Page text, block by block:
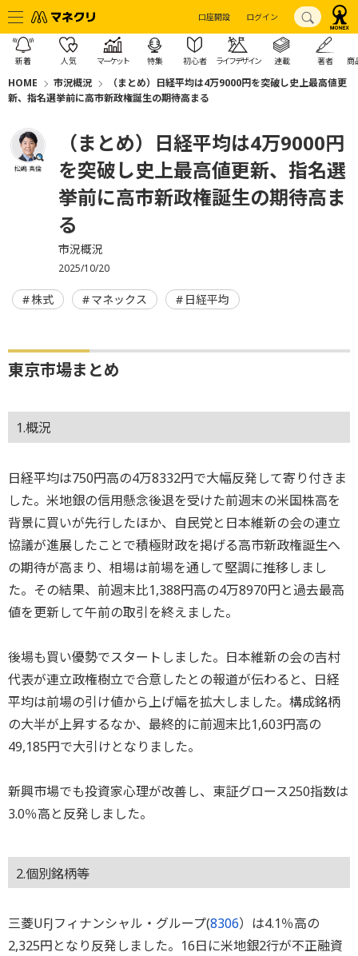
口座開設 ログイン
新着 人気 マーケット 特集 初心者 ライフデザイン 連載 著者 商
HOME 市況概況
（まとめ）日経平均は4万9000円を突破し史上最高値更
新、指名選挙前に高市新政権誕生の期待高まる
松嶋 真倫
（まとめ）日経平均は4万9000円
を突破し史上最高値更新、指名選
挙前に高市新政権誕生の期待高ま
る
市況概況
2025/10/20
株式 マネックス 日経平均
東京市場まとめ
1.概況
日経平均は750円高の4万8332円で大幅反発して寄り付きま
した。米地銀の信用懸念後退を受けた前週末の米国株高を
背景に買いが先行したほか、自民党と日本維新の会の連立
協議が進展したことで積極財政を掲げる高市新政権誕生へ
の期待が高まり、相場は前場を通して堅調に推移しまし
た。その結果、前週末比1,388円高の4万8970円と過去最高
値を更新して午前の取引を終えました。
後場も買い優勢でスタートしました。日本維新の会の吉村
代表が連立政権樹立で合意したとの報道が伝わると、日経
平均は前場の引け値から上げ幅を拡大しました。構成銘柄
の大半が上昇するなか、最終的に前週末比1,603円高の
49,185円で大引けとなりました。
新興市場でも投資家心理が改善し、東証グロース250指数は
3.0％高と反発しました。
2.個別銘柄等
三菱UFJフィナンシャル・グループ(8306）は4.1％高の
2,325円となり反発しました。16日に米地銀2行が不正融資